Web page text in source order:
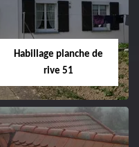
façade 51
Habillage planche de
rive 51